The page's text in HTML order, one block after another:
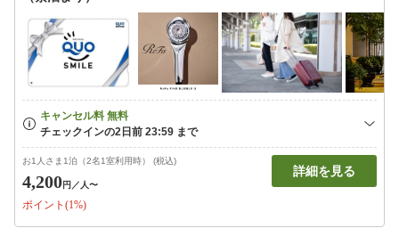
お1人さま1泊（2名1室利用時） (税込)
4,200円 ／人〜
ポイント(1%)
詳細を見る